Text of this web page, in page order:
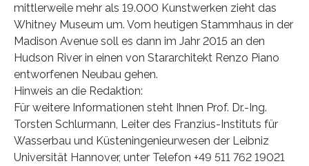
mittlerweile mehr als 19.000 Kunstwerken zieht das
Whitney Museum um. Vom heutigen Stammhaus in der
Madison Avenue soll es dann im Jahr 2015 an den
Hudson River in einen von Stararchitekt Renzo Piano
entworfenen Neubau gehen.
Hinweis an die Redaktion:
Für weitere Informationen steht Ihnen Prof. Dr.-Ing.
Torsten Schlurmann, Leiter des Franzius-Instituts für
Wasserbau und Küsteningenieurwesen der Leibniz
Universität Hannover, unter Telefon +49 511 762 19021